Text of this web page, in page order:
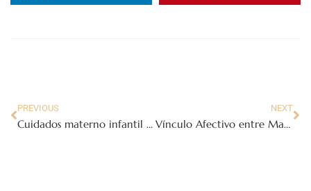
PREVIOUS
Cuidados materno infantil parte 2
NEXT
Vínculo Afectivo entre Madres y Bebés y su Importancia en la Estimulación Temprana